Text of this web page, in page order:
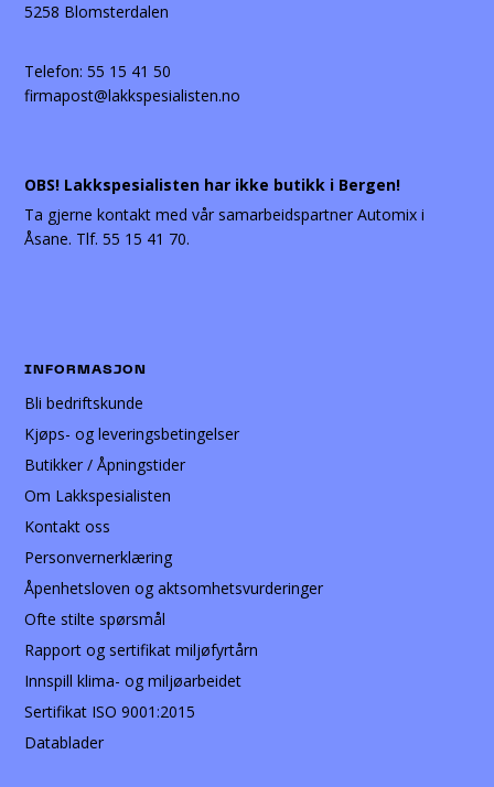
5258 Blomsterdalen
Telefon:55 15 41 50
firmapost@lakkspesialisten.no
OBS! Lakkspesialisten har ikke butikk i Bergen!
Ta gjerne kontakt med vår samarbeidspartner Automix i
Åsane. Tlf. 55 15 41 70.
INFORMASJON
Bli bedriftskunde
Kjøps- og leveringsbetingelser
Butikker / Åpningstider
Om Lakkspesialisten
Kontakt oss
Personvernerklæring
Åpenhetsloven og aktsomhetsvurderinger
Ofte stilte spørsmål
Rapport og sertifikat miljøfyrtårn
Innspill klima- og miljøarbeidet
Sertifikat ISO 9001:2015
Datablader